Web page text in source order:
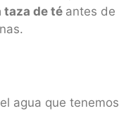
taza de té antes de
agua que